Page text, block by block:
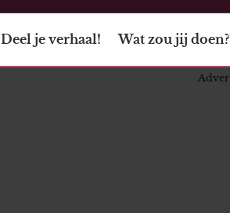
Deel je verhaal! Wat zou jij doen?